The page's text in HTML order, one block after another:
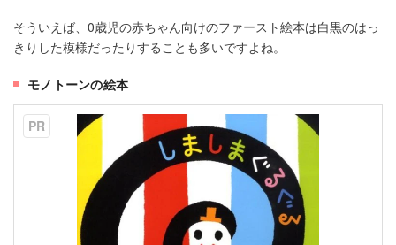
そういえば、0歳児の赤ちゃん向けのファースト絵本は白黒のはっ
きりした模様だったりすることも多いですよね。
モノトーンの絵本
PR